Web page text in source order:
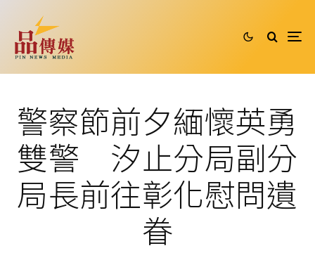
警察節前夕緬懷英勇
雙警 汐止分局副分
局長前往彰化慰問遺
眷